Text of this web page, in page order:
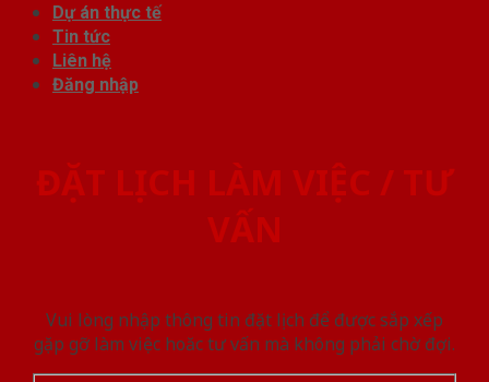
Dự án thực tế
Tin tức
Liên hệ
Đăng nhập
ĐẶT LỊCH LÀM VIỆC / TƯ
VẤN
Vui lòng nhập thông tin đặt lịch để được sắp xếp
gặp gỡ làm việc hoăc tư vấn mà không phải chờ đợi.